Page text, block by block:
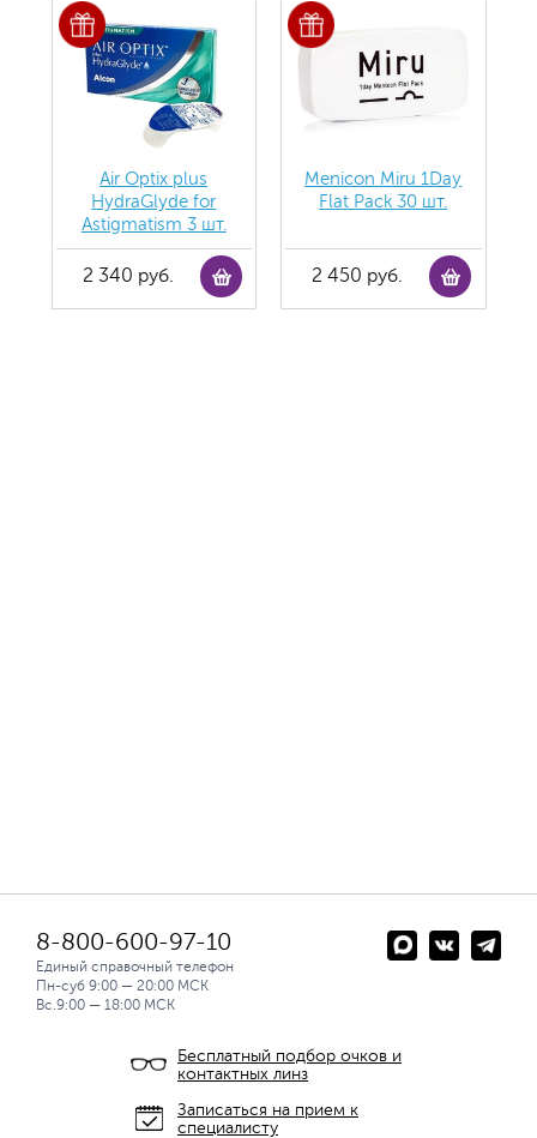
Air Optix plus
HydraGlyde for
Astigmatism 3 шт.
2 340 руб.
Menicon Miru 1Day
Flat Pack 30 шт.
2 450 руб.
8-800-600-97-10
Единый справочный телефон
Пн-суб 9:00 — 20:00 МСК
Вс.9:00 — 18:00 МСК
Бесплатный подбор очков и
контактных линз
Записаться на прием к
специалисту